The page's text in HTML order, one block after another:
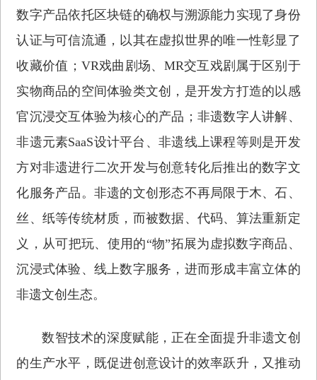
数字产品依托区块链的确权与溯源能力实现了身份
认证与可信流通，以其在虚拟世界的唯一性彰显了
收藏价值；VR戏曲剧场、MR交互戏剧属于区别于
实物商品的空间体验类文创，是开发方打造的以感
官沉浸交互体验为核心的产品；非遗数字人讲解、
非遗元素SaaS设计平台、非遗线上课程等则是开发
方对非遗进行二次开发与创意转化后推出的数字文
化服务产品。非遗的文创形态不再局限于木、石、
丝、纸等传统材质，而被数据、代码、算法重新定
义，从可把玩、使用的“物”拓展为虚拟数字商品、
沉浸式体验、线上数字服务，进而形成丰富立体的
非遗文创生态。
数智技术的深度赋能，正在全面提升非遗文创
的生产水平，既促进创意设计的效率跃升，又推动